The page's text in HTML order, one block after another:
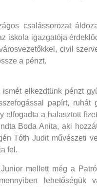
csalássorozat
iskola igazgatója
civil
a pénzt.
elkezdtünk pénzt
papírt, ruhát
elfogadta a halasztott
Boda Anita, aki
Tóth Judit művészeti
fel.
mellett még a
lehetőségük